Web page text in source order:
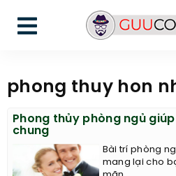
phong thuy hon
Phong thủy phòng ngủ
chung
Bài trí phòng
mang lại cho